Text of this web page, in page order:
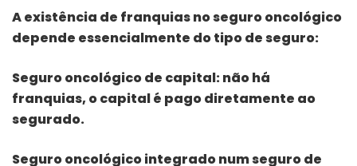
A existência de franquias no seguro oncológico
depende essencialmente do tipo de seguro:
Seguro oncológico de capital:não há
franquias, o capital é pago diretamente ao
segurado.
Seguro oncológico integrado num seguro de